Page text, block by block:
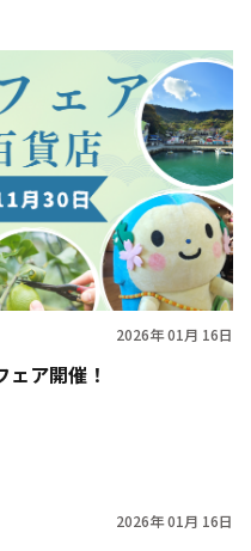
2026年 01月 16日
ア開催！
2026年 01月 16日